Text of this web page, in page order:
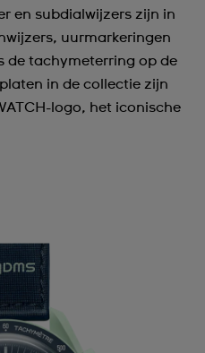
en subdialwijzers zijn in
uurmarkeringen
de tachymeterring op de
in de collectie zijn
logo, het iconische